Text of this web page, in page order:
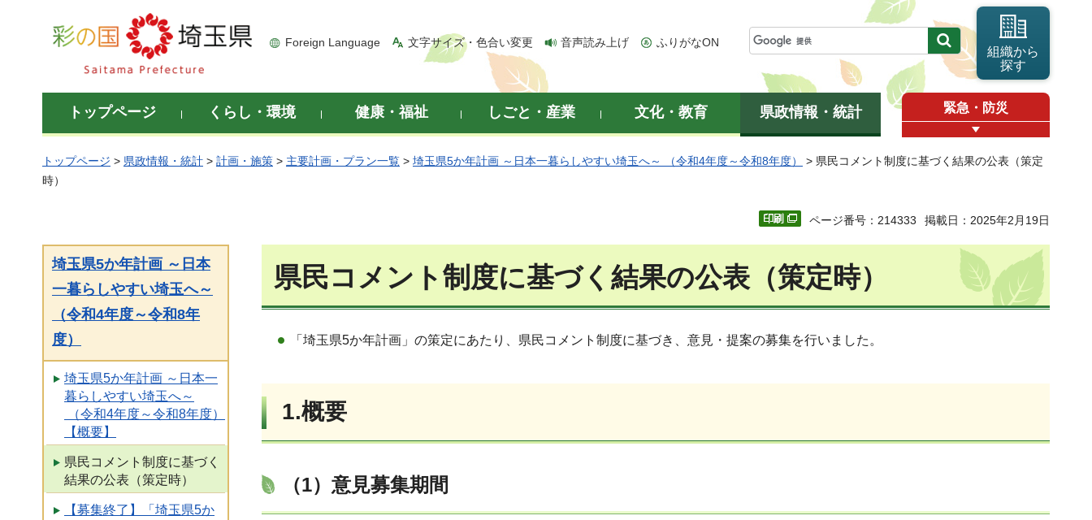
彩の国 埼玉県
Foreign Language 文字サイズ・色合い変更 音声読み上げ ふりがなON
組織から
探す
トップページ くらし・環境 健康・福祉 しごと・産業 文化・教育 県政情報・統計 緊急・防災
トップページ > 県政情報・統計 > 計画・施策 > 主要計画・プラン一覧 > 埼玉県5か年計画 ～日本一暮らしやすい埼玉へ～ （令和4年度～令和8年度）
> 県民コメント制度に基づく結果の公表（策定
時）
ページ番号：214333 掲載日：2025年2月19日
埼玉県5か年計画 ～日本
一暮らしやすい埼玉へ～
（令和4年度～令和8年
度）
埼玉県5か年計画 ～日本一
暮らしやすい埼玉へ～
（令和4年度～令和8年度）
【概要】
県民コメント制度に基づく
結果の公表（策定時）
【募集終了】「埼玉県5か
県民コメント制度に基づく結果の公表（策定時）
「埼玉県5か年計画」の策定にあたり、県民コメント制度に基づき、意見・提案の募集を行いました。
1.概要
（1）意見募集期間